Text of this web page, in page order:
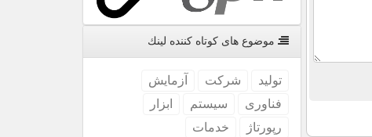
موضوع های كوتاه كننده لینك
تولید شركت
آزمایش
فناوری
سیستم
ابزار
رپورتاژ
خدمات